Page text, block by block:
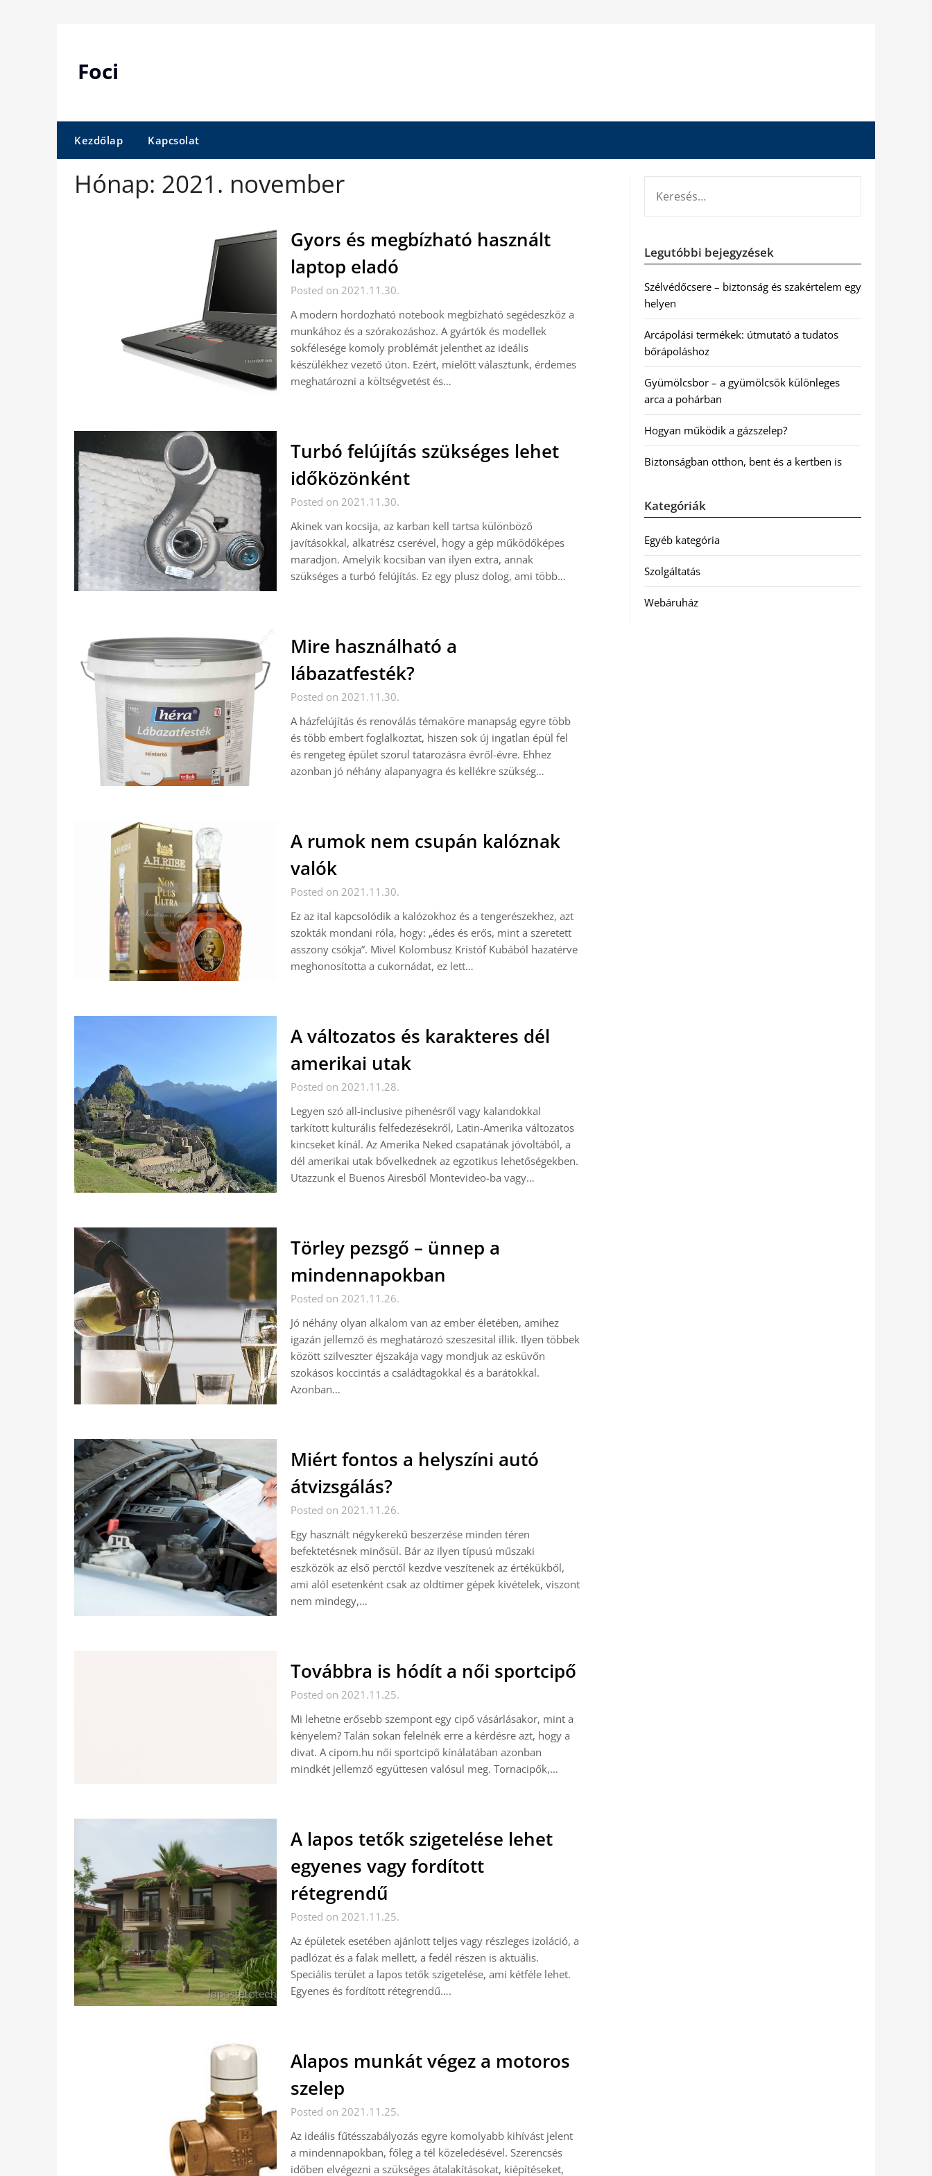
Foci
Kezdőlap Kapcsolat
Hónap: 2021. november
Gyors és megbízható használt
laptop eladó
Posted on 2021.11.30.
A modern hordozható notebook megbízható segédeszköz a
munkához és a szórakozáshoz. A gyártók és modellek
sokfélesége komoly problémát jelenthet az ideális
készülékhez vezető úton. Ezért, mielőtt választunk, érdemes
meghatározni a költségvetést és…
Turbó felújítás szükséges lehet
időközönként
Posted on 2021.11.30.
Akinek van kocsija, az karban kell tartsa különböző
javításokkal, alkatrész cserével, hogy a gép működőképes
maradjon. Amelyik kocsiban van ilyen extra, annak
szükséges a turbó felújítás. Ez egy plusz dolog, ami több…
Mire használható a
lábazatfesték?
Posted on 2021.11.30.
A házfelújítás és renoválás témaköre manapság egyre több
és több embert foglalkoztat, hiszen sok új ingatlan épül fel
és rengeteg épület szorul tatarozásra évről-évre. Ehhez
azonban jó néhány alapanyagra és kellékre szükség…
A rumok nem csupán kalóznak
valók
Posted on 2021.11.30.
Ez az ital kapcsolódik a kalózokhoz és a tengerészekhez, azt
szokták mondani róla, hogy: „édes és erős, mint a szeretett
asszony csókja”. Mivel Kolombusz Kristóf Kubából hazatérve
meghonosította a cukornádat, ez lett…
A változatos és karakteres dél
amerikai utak
Posted on 2021.11.28.
Legyen szó all-inclusive pihenésről vagy kalandokkal
tarkított kulturális felfedezésekről, Latin-Amerika változatos
kincseket kínál. Az Amerika Neked csapatának jóvoltából, a
dél amerikai utak bővelkednek az egzotikus lehetőségekben.
Utazzunk el Buenos Airesből Montevideo-ba vagy…
Törley pezsgő – ünnep a
mindennapokban
Posted on 2021.11.26.
Jó néhány olyan alkalom van az ember életében, amihez
igazán jellemző és meghatározó szeszesital illik. Ilyen többek
között szilveszter éjszakája vagy mondjuk az esküvőn
szokásos koccintás a családtagokkal és a barátokkal.
Azonban…
Miért fontos a helyszíni autó
átvizsgálás?
Posted on 2021.11.26.
Egy használt négykerekű beszerzése minden téren
befektetésnek minősül. Bár az ilyen típusú műszaki
eszközök az első perctől kezdve veszítenek az értékükből,
ami alól esetenként csak az oldtimer gépek kivételek, viszont
nem mindegy,…
Továbbra is hódít a női sportcipő
Posted on 2021.11.25.
Mi lehetne erősebb szempont egy cipő vásárlásakor, mint a
kényelem? Talán sokan felelnék erre a kérdésre azt, hogy a
divat. A cipom.hu női sportcipő kínálatában azonban
mindkét jellemző együttesen valósul meg. Tornacipők,…
A lapos tetők szigetelése lehet
egyenes vagy fordított
rétegrendű
Posted on 2021.11.25.
Az épületek esetében ajánlott teljes vagy részleges izoláció, a
padlózat és a falak mellett, a fedél részen is aktuális.
Speciális terület a lapos tetők szigetelése, ami kétféle lehet.
Egyenes és fordított rétegrendű….
Alapos munkát végez a motoros
szelep
Posted on 2021.11.25.
Az ideális fűtésszabályozás egyre komolyabb kihívást jelent
a mindennapokban, főleg a tél közeledésével. Szerencsés
időben elvégezni a szükséges átalakításokat, kiépítéseket,
Legutóbbi bejegyzések
Szélvédőcsere – biztonság és szakértelem egy
helyen
Arcápolási termékek: útmutató a tudatos
bőrápoláshoz
Gyümölcsbor – a gyümölcsök különleges
arca a pohárban
Hogyan működik a gázszelep?
Biztonságban otthon, bent és a kertben is
Kategóriák
Egyéb kategória
Szolgáltatás
Webáruház